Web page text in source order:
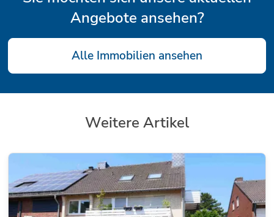
Angebote ansehen?
Alle Immobilien ansehen
Weitere Artikel